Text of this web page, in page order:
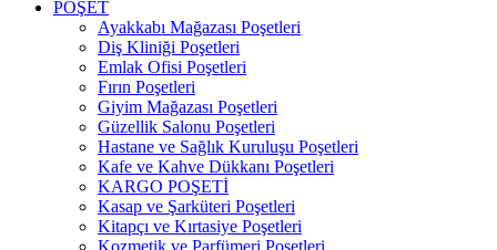
POŞET
Ayakkabı Mağazası Poşetleri
Diş Kliniği Poşetleri
Emlak Ofisi Poşetleri
Fırın Poşetleri
Giyim Mağazası Poşetleri
Güzellik Salonu Poşetleri
Hastane ve Sağlık Kuruluşu Poşetleri
Kafe ve Kahve Dükkanı Poşetleri
KARGO POŞETİ
Kasap ve Şarküteri Poşetleri
Kitapçı ve Kırtasiye Poşetleri
Kozmetik ve Parfümeri Poşetleri